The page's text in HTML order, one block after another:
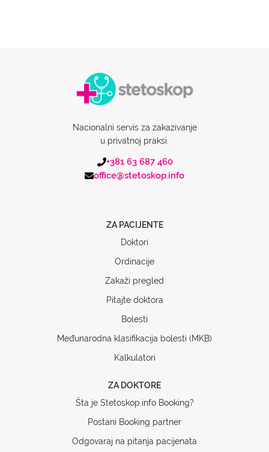
Nacionalni servis za zakazivanje
u privatnoj praksi.
+381 63 687 460
office@stetoskop.info
ZA PACIJENTE
Doktori
Ordinacije
Zakaži pregled
Pitajte doktora
Bolesti
Međunarodna klasifikacija bolesti (MKB)
Kalkulatori
ZA DOKTORE
Šta je Stetoskop.info Booking?
Postani Booking partner
Odgovaraj na pitanja pacijenata